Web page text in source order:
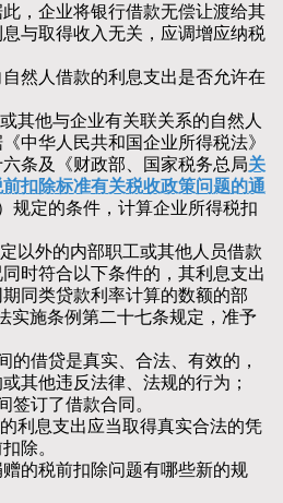
，企业将银行借款无偿让渡给其
与取得收入无关，应调增应纳税
人借款的利息支出是否允许在
他与企业有关联关系的自然人
中华人民共和国企业所得税法》
六条及《财政部、国家税务总局关
扣除标准有关税收政策问题的通
规定的条件，计算企业所得税扣
外的内部职工或其他人员借款
时符合以下条件的，其利息支出
同类贷款利率计算的数额的部
实施条例第二十七条规定，准予
借贷是真实、合法、有效的，
其他违反法律、法规的行为；
订了借款合同。
息支出应当取得真实合法的凭
除。
税前扣除问题有哪些新的规